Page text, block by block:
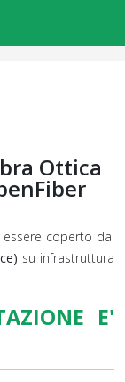
Ottica
essere coperto dal
su infrastruttura
E'